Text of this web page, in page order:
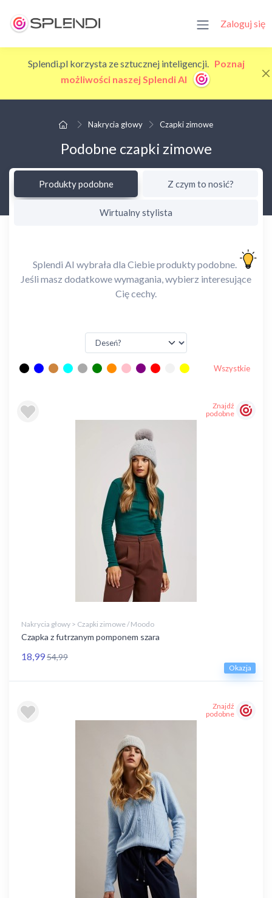
Zaloguj się
Splendi.pl korzysta ze sztucznej inteligencji. Poznaj
możliwości naszej Splendi AI
Nakrycia głowy Czapki zimowe
Podobne czapki zimowe
Produkty podobne Z czym to nosić?
Wirtualny stylista
Splendi AI wybrała dla Ciebie produkty podobne.
Jeśli masz dodatkowe wymagania, wybierz interesujące
Cię cechy.
Wszystkie
Okazja
Znajdź
podobne
Nakrycia głowy > Czapki zimowe / Moodo
Czapka z futrzanym pomponem szara
18,9954,99
Znajdź
podobne